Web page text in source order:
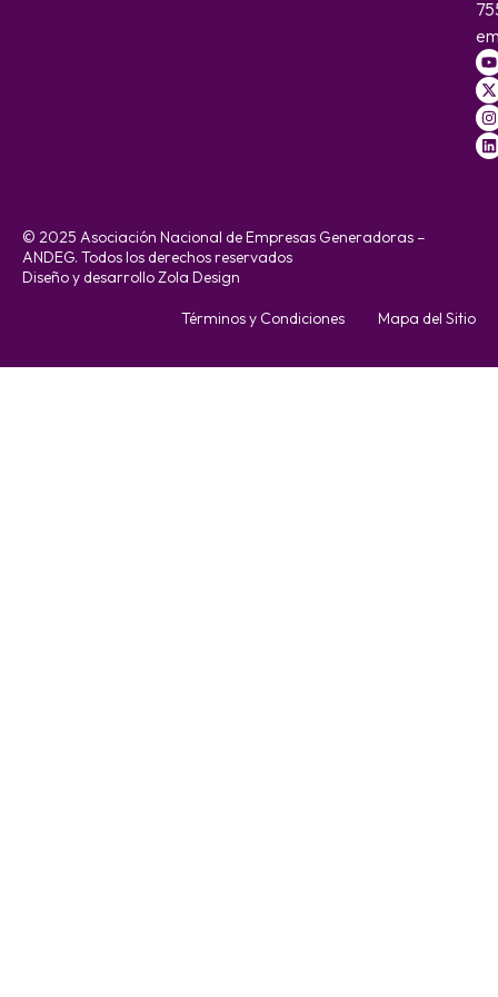
© 2025 Asociación Nacional de Empresas Generadoras –
ANDEG. Todos los derechos reservados
Diseño y desarrollo Zola Design
Términos y Condiciones Mapa del Sitio